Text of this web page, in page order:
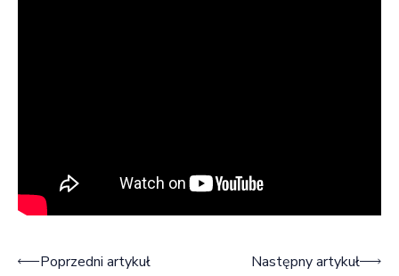
Nawigacja wpisu
Poprzedni artykuł Następny artykuł